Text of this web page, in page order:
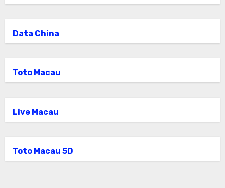
Data China
Toto Macau
Live Macau
Toto Macau 5D